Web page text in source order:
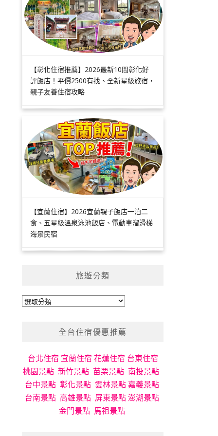
【彰化住宿推薦】2026最新10間彰化好
評飯店！平價2500有找、全新星級旅宿，
親子友善住宿攻略
【宜蘭住宿】2026宜蘭親子飯店一泊二
食、五星級溫泉泳池飯店、電動車溜滑梯
海景民宿
旅遊分類
旅
全台住宿優惠推薦
台北住宿 宜蘭住宿 花蓮住宿 台東住宿
桃園景點 新竹景點 苗栗景點 南投景點
台中景點 彰化景點 雲林景點 嘉義景點
台南景點 高雄景點 屏東景點澎湖景點
金門景點 馬祖景點